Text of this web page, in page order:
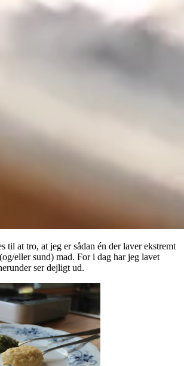
til at tro, at jeg er sådan én der laver ekstremt
eller sund) mad. For i dag har jeg lavet
ser dejligt ud.